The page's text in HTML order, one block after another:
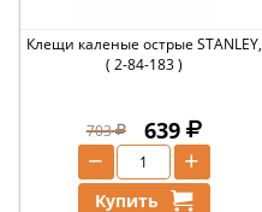
Клещи каленые острые STANLEY,
( 2-84-183 )
703 639
+
−
Купить